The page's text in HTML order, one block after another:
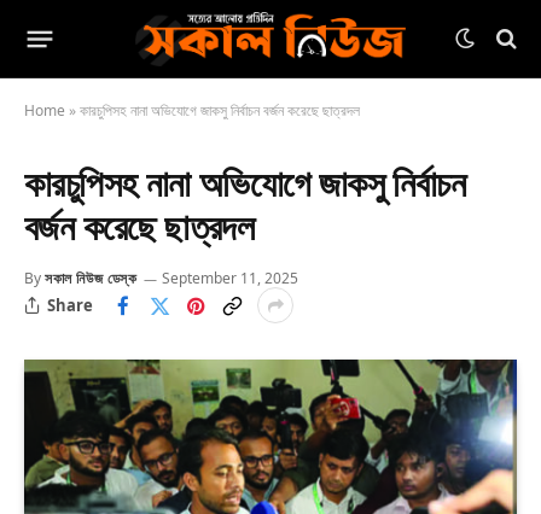
Home »কারচুপিসহ নানা অভিযোগে জাকসু নির্বাচন বর্জন করেছে ছাত্রদল
কারচুপিসহ নানা অভিযোগে জাকসু নির্বাচন
বর্জন করেছে ছাত্রদল
Byসকাল নিউজ ডেস্ক September 11, 2025
Share